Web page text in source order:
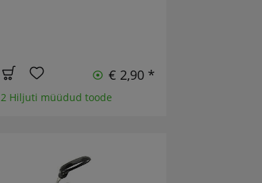
€ 2,90 *
2 Hiljuti müüdud toode